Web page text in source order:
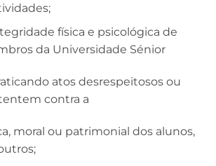
física e psicológica de
da Universidade Sénior
atos desrespeitosos ou
contra a
moral ou patrimonial dos alunos,